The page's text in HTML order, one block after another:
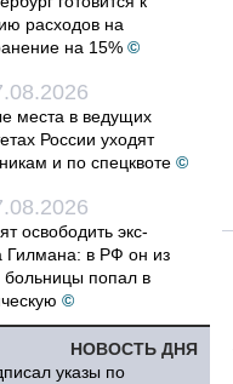
расходов на
на 15% ©
места в ведущих
России уходят
и по спецквоте ©
освободить экс-
Гилмана: в РФ он из
попал в
©
НОВОСТЬ ДНЯ
указы по